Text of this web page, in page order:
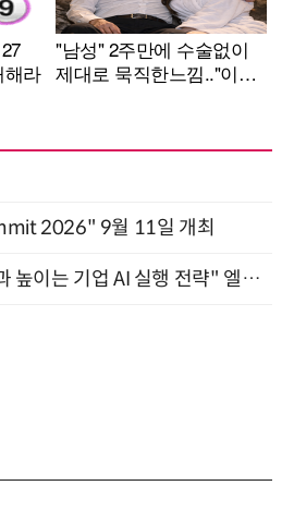
2026" 9월 11일 개최
"AI ROI 시대, 투자 성과 높이는 기업 AI 실행 전략" 엘타워 6층 (9월 18일)